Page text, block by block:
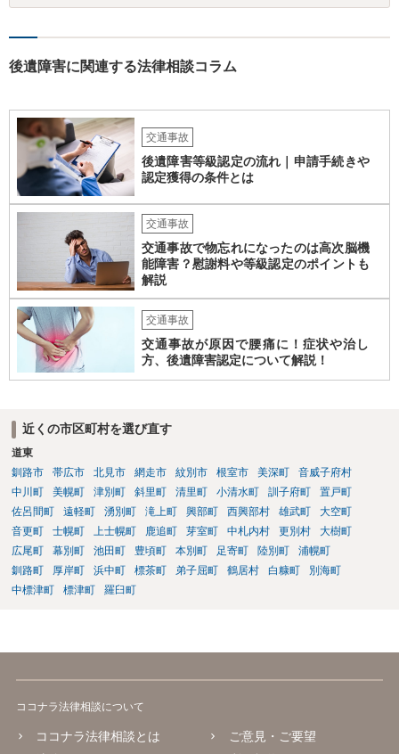
分かりませんが、資力に応じた対応をして行くほかありません。 訴訟
ャラクターの問題もあるので、どうすればよいのかという正解はあり
合によっては交渉を任せた方がいいかもしれません。
後遺障害に関連する法律相談コラム
交通事故
後遺障害等級認定の流れ｜申請手続きや
認定獲得の条件とは
交通事故
交通事故で物忘れになったのは高次脳機
能障害？慰謝料や等級認定のポイントも
解説
交通事故
交通事故が原因で腰痛に！症状や治し
方、後遺障害認定について解説！
近くの市区町村を選び直す
道東
釧路市
帯広市 北見市 網走市 紋別市 根室市 美深町
音威子府村
中川町
美幌町 津別町 斜里町 清里町 小清水町 訓子府町
置戸町
佐呂間町
遠軽町 湧別町 滝上町 興部町 西興部村 雄武町
大空町
音更町
士幌町 上士幌町 鹿追町 芽室町 中札内村 更別村
大樹町
広尾町
幕別町 池田町 豊頃町 本別町 足寄町 陸別町
浦幌町
釧路町
厚岸町 浜中町 標茶町 弟子屈町 鶴居村 白糠町
別海町
中標津町
標津町 羅臼町
ココナラ法律相談について
ココナラ法律相談とは
ご意見・ご要望